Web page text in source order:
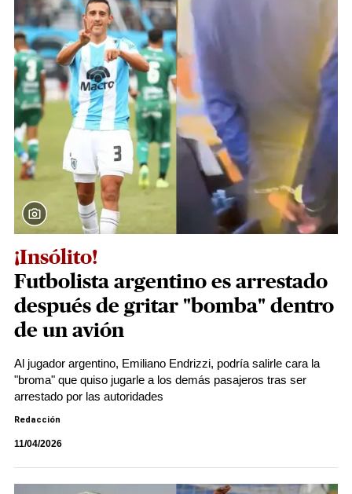
¡Insólito!
Futbolista argentino es arrestado
después de gritar "bomba" dentro
de un avión
Al jugador argentino, Emiliano Endrizzi, podría salirle cara la
"broma" que quiso jugarle a los demás pasajeros tras ser
arrestado por las autoridades
Redacción
11/04/2026